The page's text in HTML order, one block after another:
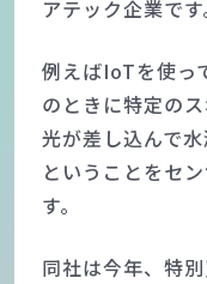
アテック企業です
例えばIoTを使っ
のときに特定の
光が差し込んで
ということをセ
す。
同社は今年、特